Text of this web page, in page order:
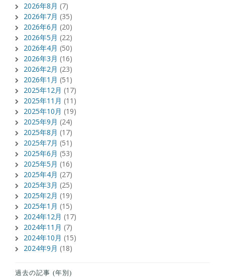
2026年8月 (7)
2026年7月 (35)
2026年6月 (20)
2026年5月 (22)
2026年4月 (50)
2026年3月 (16)
2026年2月 (23)
2026年1月 (51)
2025年12月 (17)
2025年11月 (11)
2025年10月 (19)
2025年9月 (24)
2025年8月 (17)
2025年7月 (51)
2025年6月 (53)
2025年5月 (16)
2025年4月 (27)
2025年3月 (25)
2025年2月 (19)
2025年1月 (15)
2024年12月 (17)
2024年11月 (7)
2024年10月 (15)
2024年9月 (18)
過去の記事 (年別)